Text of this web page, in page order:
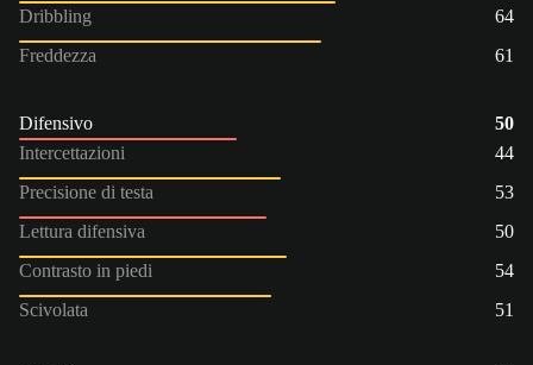
Dribbling
64
Freddezza
61
Difensivo
50
Intercettazioni
44
Precisione di testa
53
Lettura difensiva
50
Contrasto in piedi
54
Scivolata
51